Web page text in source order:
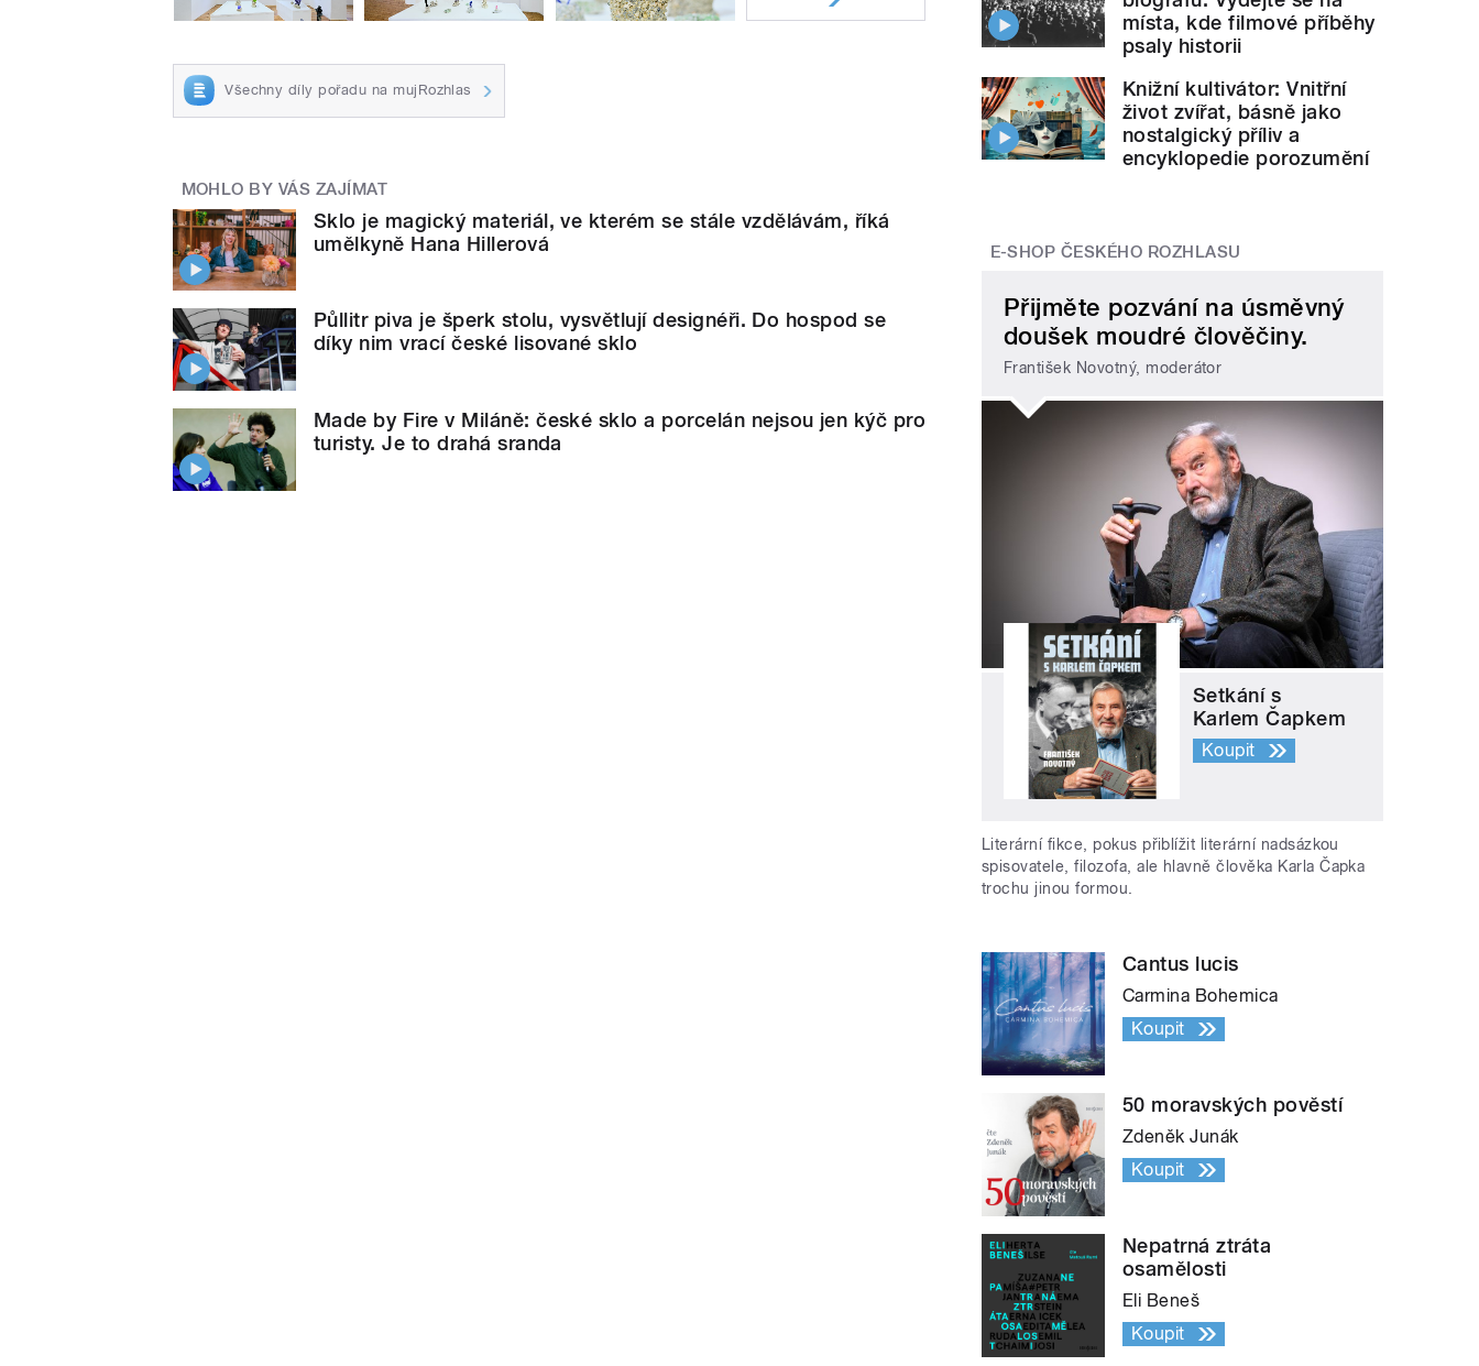
Všechny díly pořadu na mujRozhlas
MOHLO BY VÁS ZAJÍMAT
Sklo je magický materiál, ve kterém se stále vzdělávám, říká
umělkyně Hana Hillerová
Půllitr piva je šperk stolu, vysvětlují designéři. Do hospod se
díky nim vrací české lisované sklo
Made by Fire v Miláně: české sklo a porcelán nejsou jen kýč pro
turisty. Je to drahá sranda
místa, kde filmové příběhy
psaly historii
Knižní kultivátor: Vnitřní
život zvířat, básně jako
nostalgický příliv a
encyklopedie porozumění
E-SHOP ČESKÉHO ROZHLASU
Přijměte pozvání na úsměvný
doušek moudré člověčiny.
František Novotný, moderátor
Setkání s
Karlem Čapkem
Koupit
Literární fikce, pokus přiblížit literární nadsázkou
spisovatele, filozofa, ale hlavně člověka Karla Čapka
trochu jinou formou.
Cantus lucis
Carmina Bohemica
Koupit
50 moravských pověstí
Zdeněk Junák
Koupit
Nepatrná ztráta
osamělosti
Eli Beneš
Koupit